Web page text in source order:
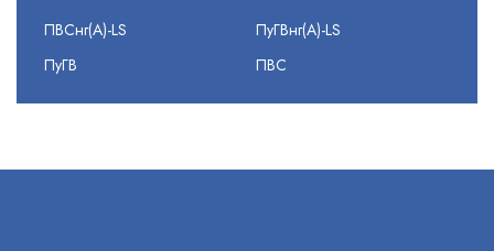
ПВСнг(А)-LS
ПуГВ
ПуГВнг(А)-LS
ПВС